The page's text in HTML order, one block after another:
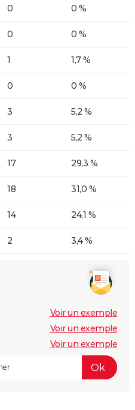
0 0 %
0 0 %
1 1,7 %
0 0 %
3 5,2 %
3 5,2 %
17 29,3 %
18 31,0 %
14 24,1 %
2 3,4 %
Voir un exemple
Voir un exemple
Voir un exemple